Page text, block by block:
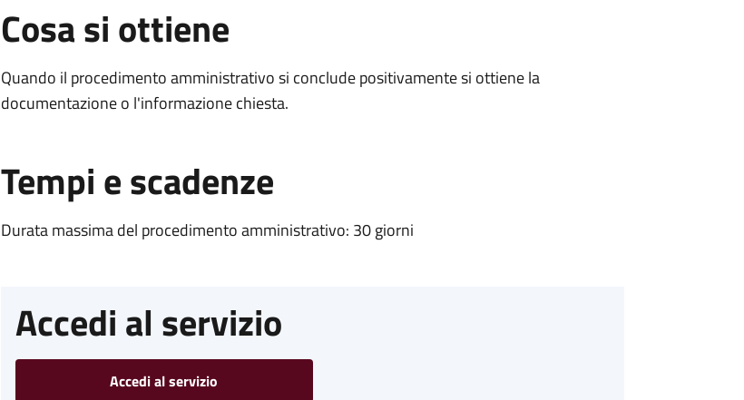
Cosa si ottiene
Quando il procedimento amministrativo si conclude positivamente si ottiene la
documentazione o l'informazione chiesta.
Tempi e scadenze
Durata massima del procedimento amministrativo: 30 giorni
Accedi al servizio
Accedi al servizio